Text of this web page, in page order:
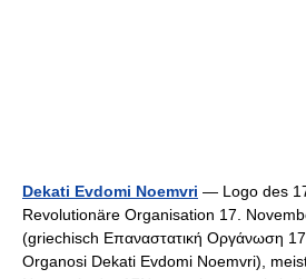
Dekati Evdomi Noemvri — Logo des
Revolutionäre Organisation 17.
(griechisch Επαναστατική Οργάνωση
Organosi Dekati Evdomi Noemvri),